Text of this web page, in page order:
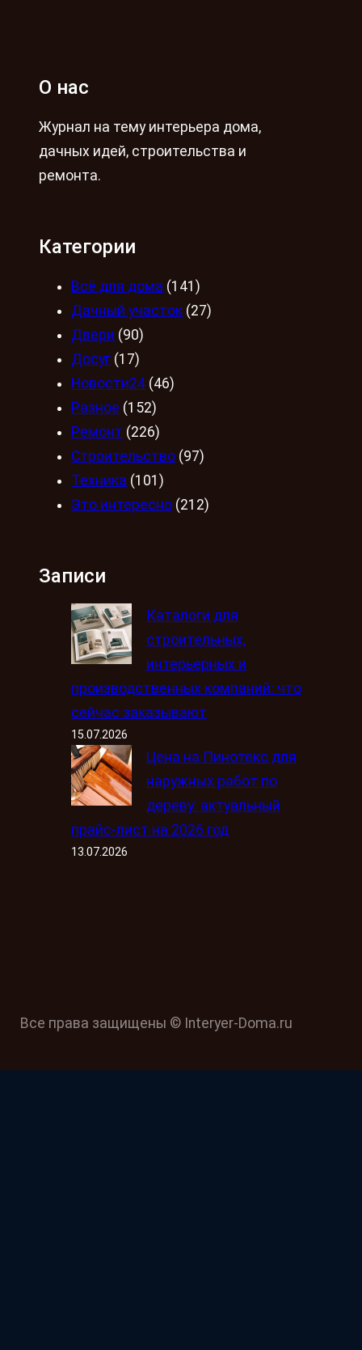
О нас
Журнал на тему интерьера дома,
дачных идей, строительства и
ремонта.
Категории
Всё для дома (141)
Дачный участок (27)
Двери (90)
Досуг (17)
Новости24 (46)
Разное (152)
Ремонт (226)
Строительство (97)
Техника (101)
Это интересно (212)
Записи
Каталоги для
строительных,
интерьерных и
производственных компаний: что
сейчас заказывают
15.07.2026
Цена на Пинотекс для
наружных работ по
дереву: актуальный
прайс-лист на 2026 год
13.07.2026
Все права защищены © Interyer-Doma.ru